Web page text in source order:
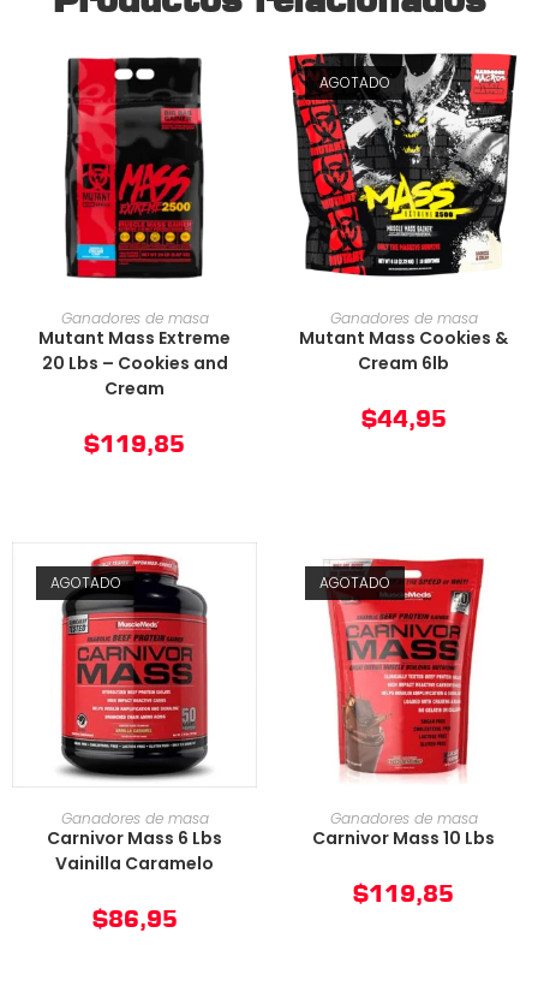
AÑADIR AL CARRITO
Ganadores de masa
Mutant Mass Extreme
20 Lbs – Cookies and
Cream
$119,85
AGOTADO
AÑADIR AL CARRITO
Ganadores de masa
Mutant Mass Cookies &
Cream 6lb
$44,95
AGOTADO
AÑADIR AL CARRITO
Ganadores de masa
Carnivor Mass 6 Lbs
Vainilla Caramelo
$86,95
AGOTADO
AÑADIR AL CARRITO
Ganadores de masa
Carnivor Mass 10 Lbs
$119,85